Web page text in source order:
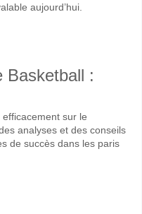
aujourd’hui.
Basketball :
sur le
analyses et des conseils
de succès dans les paris